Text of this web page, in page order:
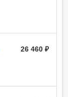
26 460